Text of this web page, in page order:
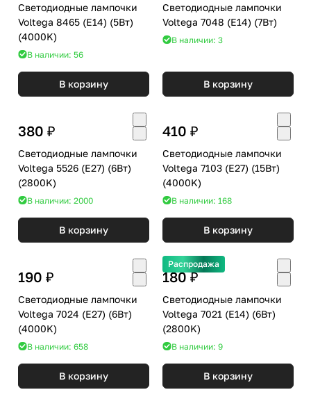
Светодиодные лампочки
Voltega 8465 (E14) (5Вт)
(4000K)
В наличии: 56
В корзину
Светодиодные лампочки
Voltega 7048 (E14) (7Вт)
В наличии: 3
В корзину
380 ₽
Светодиодные лампочки
Voltega 5526 (E27) (6Вт)
(2800K)
В наличии: 2000
В корзину
410 ₽
Светодиодные лампочки
Voltega 7103 (E27) (15Вт)
(4000K)
В наличии: 168
В корзину
190 ₽
Светодиодные лампочки
Voltega 7024 (E27) (6Вт)
(4000K)
В наличии: 658
В корзину
Распродажа
180 ₽
Светодиодные лампочки
Voltega 7021 (E14) (6Вт)
(2800K)
В наличии: 9
В корзину